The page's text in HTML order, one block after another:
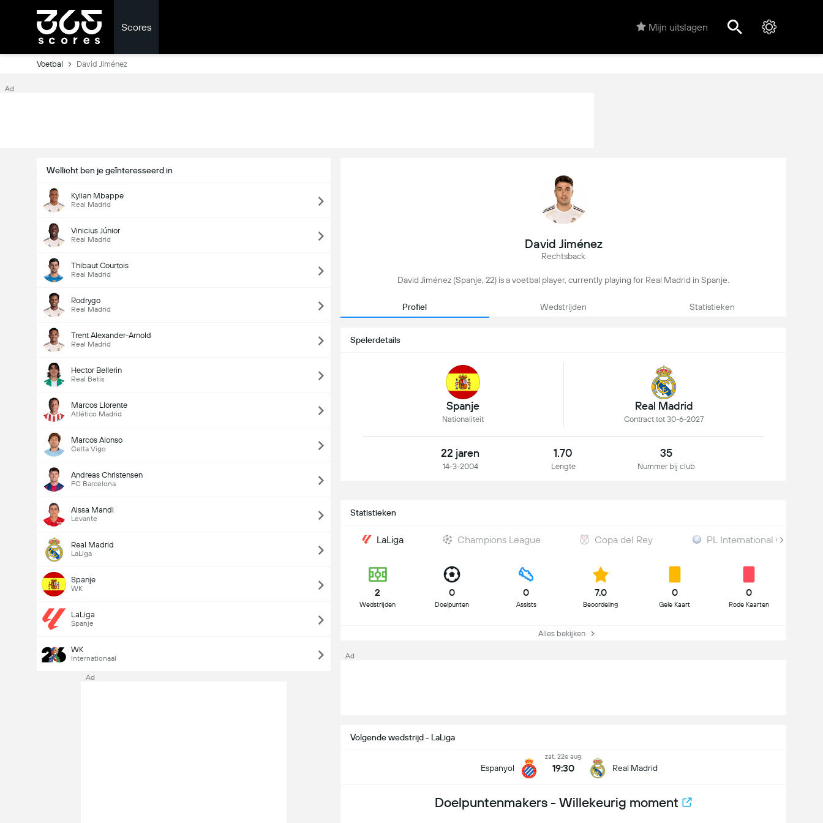
Scores Mijn uitslagen
Voetbal David Jiménez
Ad
Wellicht ben je geïnteresseerd in
Kylian Mbappe
Real Madrid
Vinicius Júnior
Real Madrid
Thibaut Courtois
Real Madrid
Rodrygo
Real Madrid
Trent Alexander-Arnold
Real Madrid
Hector Bellerin
Real Betis
Marcos Llorente
Atlético Madrid
Marcos Alonso
Celta Vigo
Andreas Christensen
FC Barcelona
Aissa Mandi
Levante
Real Madrid
LaLiga
Spanje
WK
LaLiga
Spanje
WK
Internationaal
Ad
David Jiménez
Rechtsback
David Jiménez (Spanje, 22) is a voetbal player, currently playing for Real Madrid in Spanje.
Profiel Wedstrijden Statistieken
Spelerdetails
Spanje
Nationaliteit
Real Madrid
Contract tot 30-6-2027
22 jaren
14-3-2004
1.70
Lengte
35
Nummer bij club
Statistieken
LaLiga Champions League Copa del Rey PL International Cup
2
Wedstrijden
0
Doelpunten
0
Assists
7.0
Beoordeling
0
Gele Kaart
0
Rode Kaarten
Alles bekijken
Ad
Volgende wedstrijd - LaLiga
Espanyol
zat, 22e aug.
19:30 Real Madrid
Doelpuntenmakers - Willekeurig moment